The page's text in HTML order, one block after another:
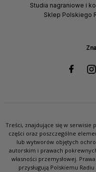
Studia nagraniowe i
Sklep Polskiego
Treści, znajdujące się w serwisie
części oraz poszczególne
lub wytworów objętych
autorskim i prawach
własności przemysłowej.
przysługują Polskiemu